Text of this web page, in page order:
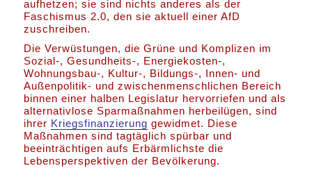
aufhetzen; sie sind nichts anderes als der
Faschismus 2.0, den sie aktuell einer AfD
zuschreiben.
Die Verwüstungen, die Grüne und Komplizen im
Sozial-, Gesundheits-, Energiekosten-,
Wohnungsbau-, Kultur-, Bildungs-, Innen- und
Außenpolitik- und zwischenmenschlichen Bereich
binnen einer halben Legislatur hervorriefen und als
alternativlose Sparmaßnahmen herbeilügen, sind
ihrer Kriegsfinanzierung gewidmet. Diese
Maßnahmen sind tagtäglich spürbar und
beeinträchtigen aufs Erbärmlichste die
Lebensperspektiven der Bevölkerung.